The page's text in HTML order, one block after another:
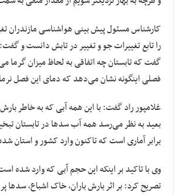
کارشناس مسئول پیش بینی هواشناسی مازندران
را تابع تغییرات جو و تغییر در تابش دانست و
گفت که تابستان چه اتفاقی به لحاظ میزان گرما
فصلی اینگونه نشان می‌دهد که دمای این فصل
غلامپور راد گفت: با این همه آبی که به خاطر
بعید به نظر می‌رسد همه آب سدها در تابستان
برابر آماری است که تاکنون وارد کشور و استان
وی با تاکید بر اینکه این حجم آبی که وارد شده
تصریح کرد: بر اثر بارش باران، خاک اشباع، سدها